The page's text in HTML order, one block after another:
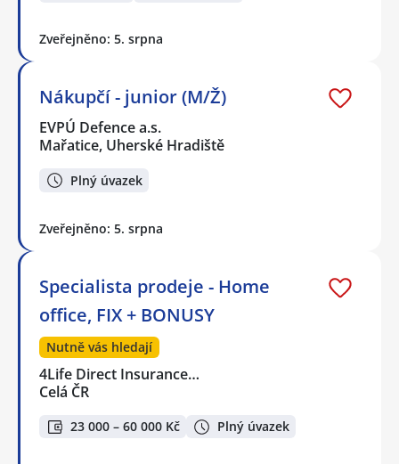
Zveřejněno: 5. srpna
Nákupčí - junior (M/Ž)
EVPÚ Defence a.s.
Mařatice, Uherské Hradiště
Plný úvazek
Zveřejněno: 5. srpna
Specialista prodeje - Home
office, FIX + BONUSY
Nutně vás hledají
4Life Direct Insurance…
Celá ČR
23 000 – 60 000 Kč Plný úvazek